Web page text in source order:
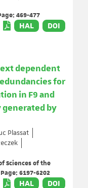
469-477
HAL DOI
dependent
for
in F9 and
generated by
Plassat
Sciences of the
6197-6202
HAL DOI